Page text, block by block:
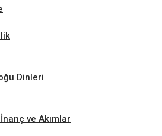
Dinleri
ve Akımlar